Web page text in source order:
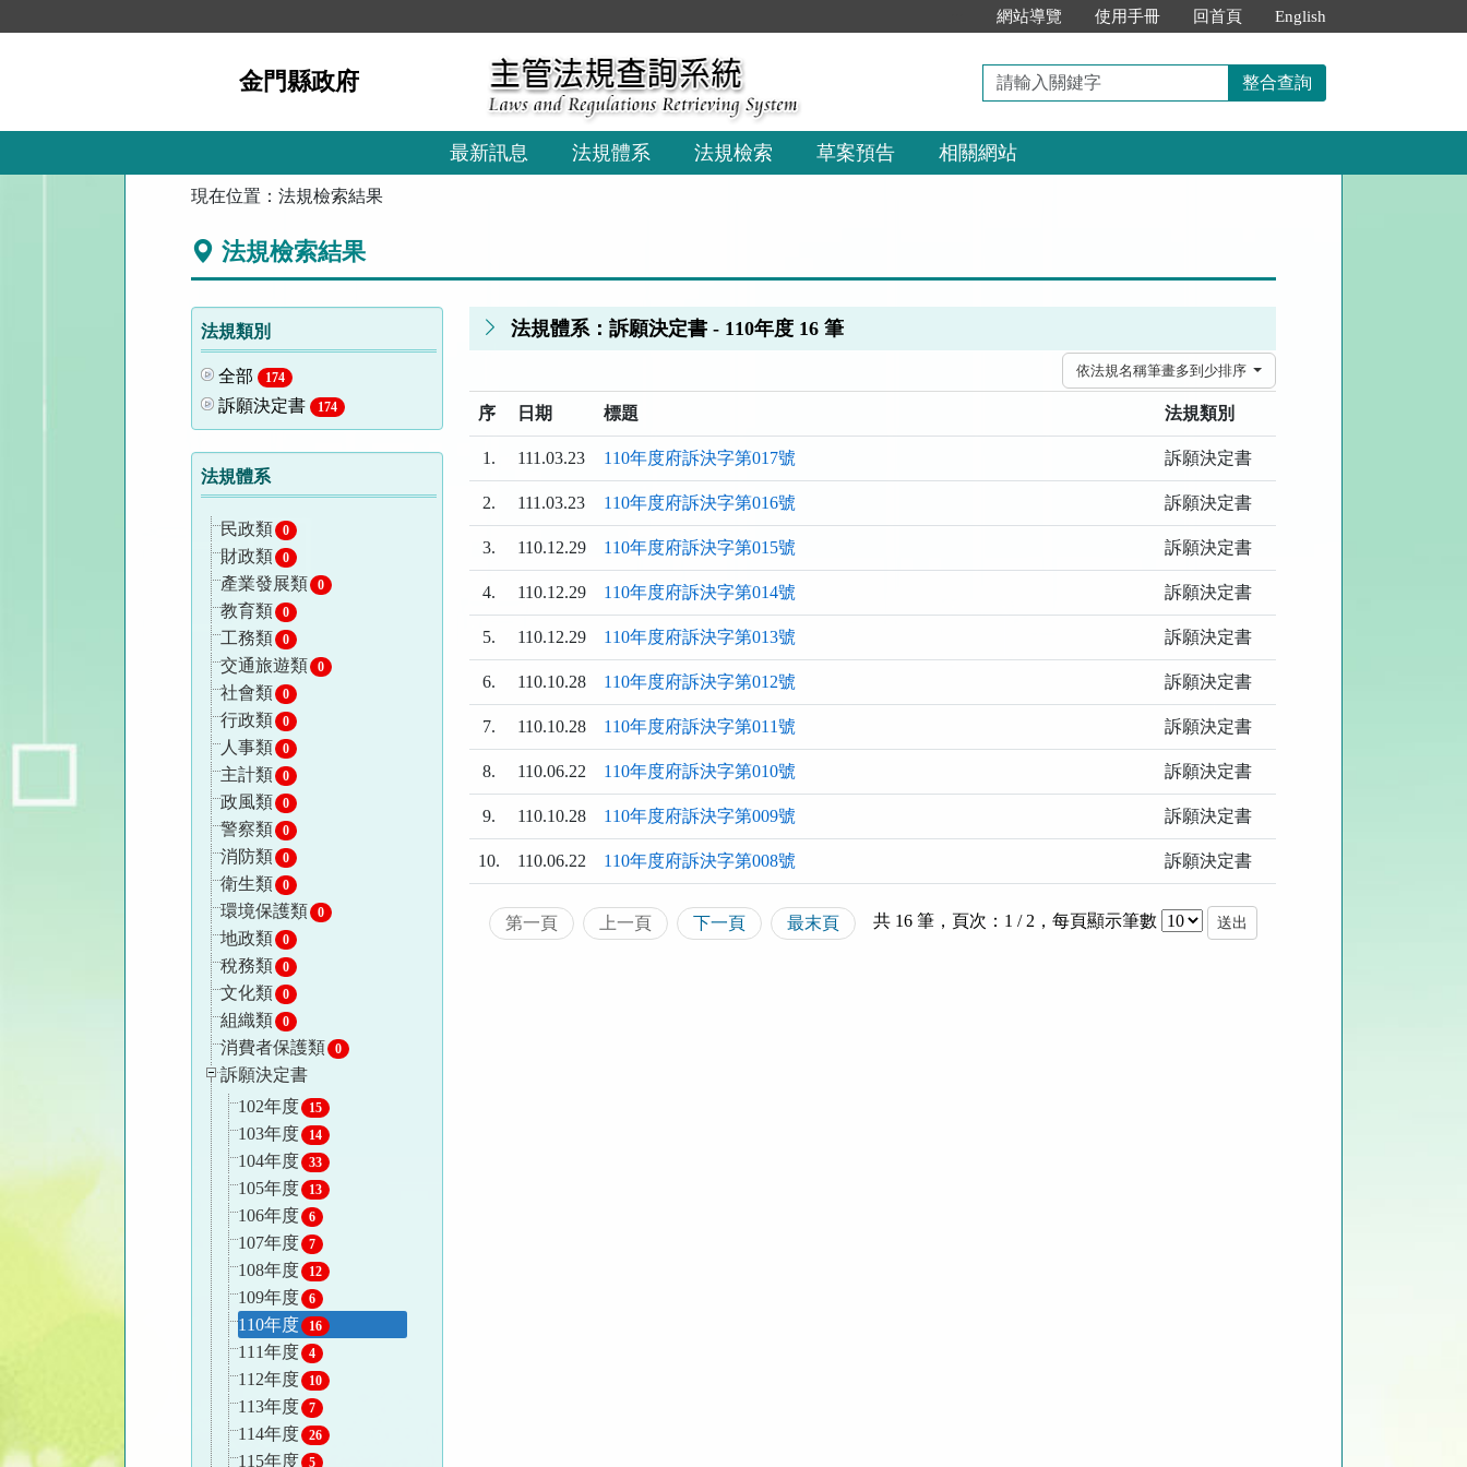
到
網站導覽 使用手冊 回首頁 English
金門縣政府
請
輸
入
關
鍵
整合查詢
最新訊息 法規體系 法規檢索 草案預告 相關網站
現在位置：法規檢索結果
法規檢索結果
法規類別
全部 174
訴願決定書 174
法規體系
民政類 0
財政類 0
產業發展類 0
教育類 0
工務類 0
交通旅遊類 0
社會類 0
行政類 0
人事類 0
主計類 0
政風類 0
警察類 0
消防類 0
衛生類 0
環境保護類 0
地政類 0
稅務類 0
文化類 0
組織類 0
消費者保護類 0
訴願決定書
102年度
15
103年度 14
104年度 33
105年度 13
106年度 6
107年度 7
108年度 12
109年度 6
110年度 16
111年度 4
112年度 10
113年度 7
114年度 26
115年度 5
法規體系：訴願決定書 - 110年度 16 筆
依法規名稱筆畫多到少排序
序 日期 標題 法規類別
1. 111.03.23 110年度府訴決字第017號 訴願決定書
2. 111.03.23 110年度府訴決字第016號 訴願決定書
3. 110.12.29 110年度府訴決字第015號 訴願決定書
4. 110.12.29 110年度府訴決字第014號 訴願決定書
5. 110.12.29 110年度府訴決字第013號 訴願決定書
6. 110.10.28 110年度府訴決字第012號 訴願決定書
7. 110.10.28 110年度府訴決字第011號 訴願決定書
8. 110.06.22 110年度府訴決字第010號 訴願決定書
9. 110.10.28 110年度府訴決字第009號 訴願決定書
10. 110.06.22 110年度府訴決字第008號 訴願決定書
第一頁 上一頁 下一頁 最末頁 共 16 筆，頁次：1 / 2 ，每頁顯示筆數 送出